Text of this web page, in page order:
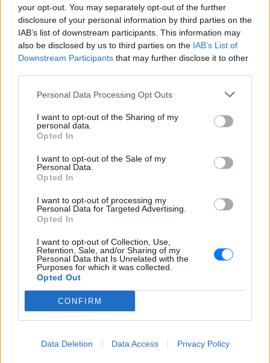
your opt-out. You may separately opt-out of the further
disclosure of your personal information by third parties on the
IAB’s list of downstream participants. This information may
also be disclosed by us to third parties on the IAB’s List of
Downstream Participants that may further disclose it to other
Personal Data Processing Opt Outs
I want to opt-out of the Sharing of my
personal data.
Opted In
I want to opt-out of the Sale of my
Personal Data.
Opted In
I want to opt-out of processing my
Personal Data for Targeted Advertising.
Opted In
I want to opt-out of Collection, Use,
Retention, Sale, and/or Sharing of my
Personal Data that Is Unrelated with the
Purposes for which it was collected.
Opted Out
CONFIRM
Data Deletion Data Access Privacy Policy
ΕΙΔΗΣΕΙΣ
«Θέλω τον μπαμπά μου»: Το βίντεο της
μεθυσμένης οδηγού που σκότωσε νύφη ώρες
μετά τον γάμο της
ΕΙΔΗΣΕΙΣ
Τροχαίο στις Σέρρες: «Έχασα τη γυναίκα και το
παιδί μου, τα έχασα όλα» - Ο πόνος του πατέρα
νόμισμα θαμώνα: «Εσένα σου αρέσει αυτό;»
«Τα κάνετε κάφρους και κτήνη χωρίς
ενσυναίσθηση»: Ο Τάσος Δούσης...δικάζει
Καταδίωξη στο κέντρο της Θεσσαλονίκης:
Έσπασαν το τζάμι του οδηγού – «Μην κάνεις
μ@@@», του φώναζαν
ΕΙΔΗΣΕΙΣ
Αρχεία UFO: Αθόρυβα τριγωνικά σκάφη 152
μέτρων και μεταλλική σφαίρα με ανθρώπινο
σώμα στα νέα αποχαρακτηρισμένα έγγραφα
ΕΙΔΗΣΕΙΣ
Σέρρες: Βίντεο-ντοκουμέντο από το τροχαίο
δυστύχημα - Βγήκε στο αντίθετο ρεύμα το ΙΧ
«Δεν το πιστεύουμε», λένε οι Αμερικανοί που